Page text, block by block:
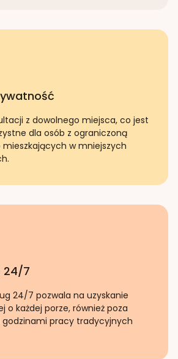
z dowolnego miejsca, co jest
dla osób z ograniczoną
w mniejszych
24/7
24/7 pozwala na uzyskanie
o każdej porze, również poza
pracy tradycyjnych